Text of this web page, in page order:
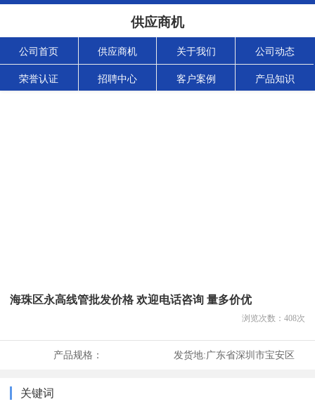
供应商机
公司首页 供应商机 关于我们 公司动态
荣誉认证 招聘中心 客户案例 产品知识
海珠区永高线管批发价格 欢迎电话咨询 量多价优
浏览次数： 408次
产品规格： 发货地:广东省深圳市宝安区
关键词